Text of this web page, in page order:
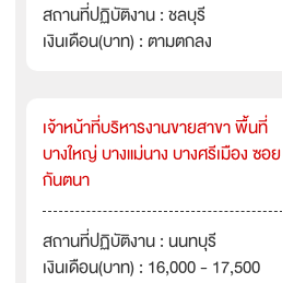
สถานที่ปฏิบัติงาน : ชลบุรี
เงินเดือน(บาท) : ตามตกลง
เจ้าหน้าที่บริหารงานขายสาขา พื้นที่
บางใหญ่ บางแม่นาง บางศรีเมือง ซอย
กันตนา
สถานที่ปฏิบัติงาน : นนทบุรี
เงินเดือน(บาท) : 16,000 - 17,500